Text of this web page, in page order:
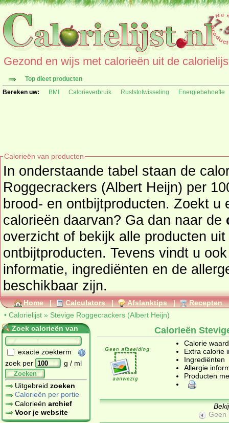
Gezond en wijs met calorieën uit de
Top dieet producten
Bereken uw:
BMI Calorieverbruik Ruststofwisseling Energiebehoefte
Calorieën van producten
In onderstaande tabel staan de
Roggecrackers (Albert Heijn) per
brood- en ontbijtproducten. Zoekt u een ander product en de
calorieën daarvan? Ga dan naar de
overzicht of bekijk alle
ontbijtproducten. Tevens vindt u ook de uitgebreide calorie
informatie, ingrediënten en de
beschikbaar zijn.
Home | Calculators | Afslanktips | Recepten
• Calorielijst » Stevige Roggecrackers (Albert Heijn)
Zoek calorieën van
exacte zoekterm
zoek per
g / ml
Zoeken
Uitgebreid zoeken
Calorieën per portie
Calorieën archief
Voor je website
Calorieën
Calorie
Extra calorie
Ingrediënten
Allergie
Producten
Geen